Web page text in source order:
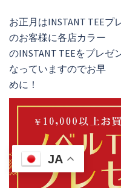
お正月はINSTANT TEE
のお客様に各店カラー
のINSTANT TEEをプレ
なっていますのでお早
めに！
JA